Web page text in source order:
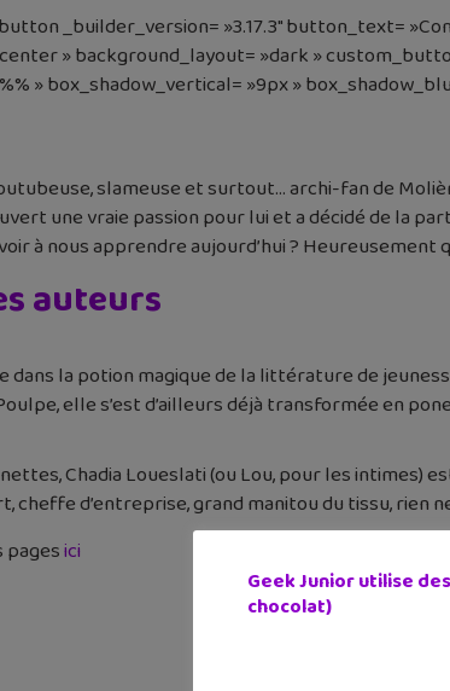
_builder_version= »3.17.3″ button_text=
» background_layout= »dark »
» box_shadow_vertical= »9px »
slameuse et surtout… archi-fan de
une vraie passion pour lui et a décidé de la
à nous apprendre aujourd’hui ?
auteurs
dans la potion magique de la littérature de
elle s’est d’ailleurs déjà transformée en
Chadia Loueslati (ou Lou, pour les
cheffe d’entreprise, grand manitou du tissu, rien
ici
Geek Junior utilise
chocolat)